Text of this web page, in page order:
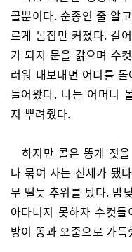
콜뿐이다. 순종인 줄 알
르게 몸집만 커졌다. 길
가 되자 문을 갉으며 수
러워 내보내면 어디를
들어왔다. 나는 어머니
지 뿌려줬다.
하지만 콜은 똥개 짓
나 묶여 사는 신세가 됐
무 떨듯 추위를 탔다. 밤
아다니지 못하자 수컷
방이 똥과 오줌으로 가득